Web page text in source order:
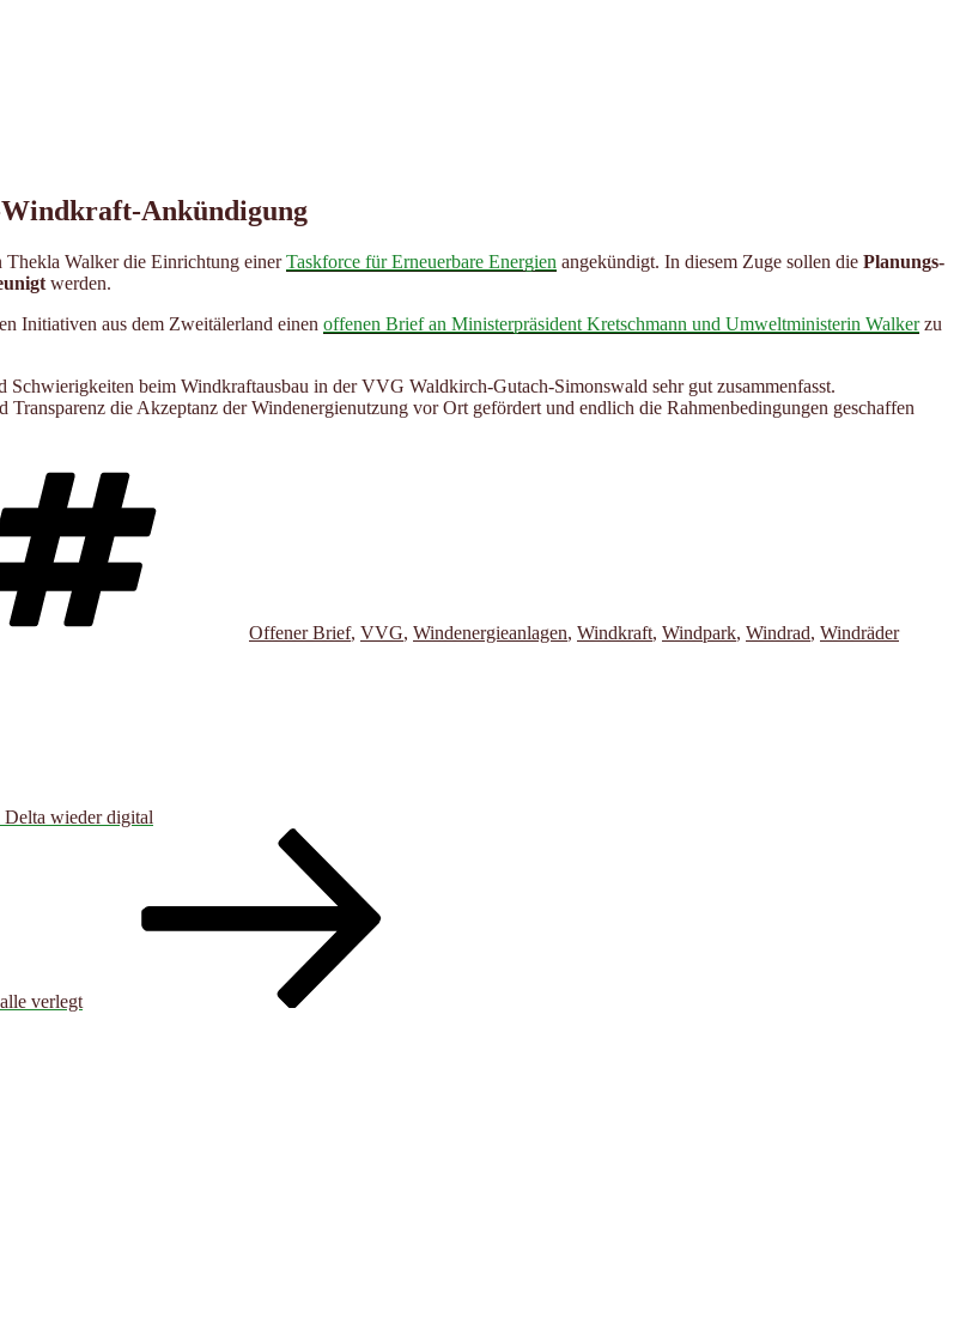
Ankündigung
Walker die Einrichtung einerTaskforce für Erneuerbare Energien angekündigt. In diesem Zuge sollen die Planungs-
werden.
Initiativen aus dem Zweitälerland einen offenen Brief an Ministerpräsident Kretschmann und Umweltministerin Walkerzu
beim Windkraftausbau in der VVG Waldkirch-Gutach-Simonswald sehr gut zusammenfasst.
die Akzeptanz der Windenergienutzung vor Ort gefördert und endlich die Rahmenbedingungen geschaffen
Offener Brief, VVG, Windenergieanlagen, Windkraft, Windpark, Windrad, Windräder
wieder digital
verlegt